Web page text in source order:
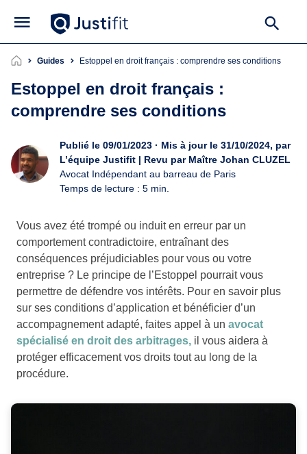
Guides Estoppel en droit français : comprendre ses conditions
Estoppel en droit français :
comprendre ses conditions
Publié le 09/01/2023 · Mis à jour le 31/10/2024, par
L’équipe Justifit | Revu par Maître Johan CLUZEL
Avocat Indépendant au barreau de Paris
Temps de lecture : 5 min.
Vous avez été trompé ou induit en erreur par un
comportement contradictoire, entraînant des
conséquences préjudiciables pour vous ou votre
entreprise ? Le principe de l’Estoppel pourrait vous
permettre de défendre vos intérêts. Pour en savoir plus
sur ses conditions d’application et bénéficier d’un
accompagnement adapté, faites appel à un avocat
spécialisé en droit des arbitrages, il vous aidera à
protéger efficacement vos droits tout au long de la
procédure.